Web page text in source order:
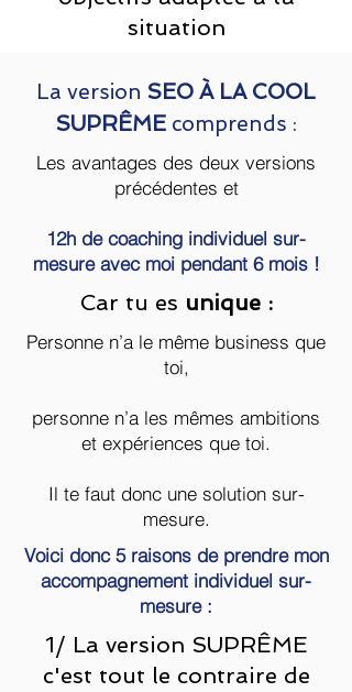
situation
à tes questions,
on passera ensemble à l’action avec la
définition d’objectifs adaptée à ta situation.
Des objectifs clairs 🎯 précis et mesurables
pour ne plus laisser de place au doute et
!
Tu auras une vision claire de ton site Wix 💻
et du CA 📈 que tu pourras avoir les 6
prochains mois.
Mais surtout, tu sauras comment t’y
prendre 👌
4/ Tu auras un plan
d'action en fonction de tes
Ces objectifs sont inatteignables sans un
plan d’action.
Et il est inutile de définir un plan d'action
sans prendre en compte tes aptitudes et
tes compétences.
Tu auras donc un plan d’action sur-mesure
adapté à tes capacités 💪.
La version SEO À LA COOL
SUPRÊMEcomprends :
Les avantages des deux versions
précédentes et
12h de coaching individuel sur-
mesure avec moi pendant 6 mois !
Car tu es unique :
Personne n’a le même business que
toi,
personne n’a les mêmes ambitions
et expériences que toi.
Il te faut donc une solution sur-
mesure.
Voici donc 5 raisons de prendre mon
accompagnement individuel sur-
mesure :
1/ La version SUPRÊME
c'est tout le contraire de